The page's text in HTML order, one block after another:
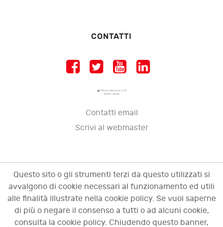
CONTATTI
Piazza Vescovio, n. 21
00199 - Roma
Contatti email
Scrivi al webmaster
Questo sito o gli strumenti terzi da questo utilizzati si
avvalgono di cookie necessari al funzionamento ed utili
alle finalità illustrate nella cookie policy. Se vuoi saperne
di più o negare il consenso a tutti o ad alcuni cookie,
consulta la cookie policy. Chiudendo questo banner,